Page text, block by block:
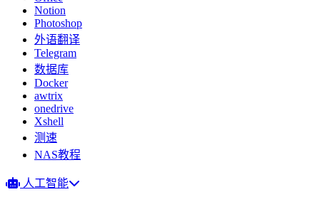
Notion
Photoshop
外语翻译
Telegram
数据库
Docker
awtrix
onedrive
Xshell
测速
NAS教程
人工智能